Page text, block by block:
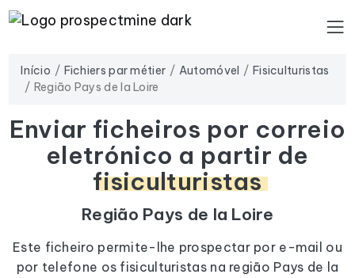
Início Fichiers par métier Automóvel
Fisiculturistas
Região Pays de la Loire
Enviar ficheiros por correio
eletrónico a partir de
fisiculturistas
Região Pays de la Loire
Este ficheiro permite-lhe prospectar por e-mail ou
por telefone os fisiculturistas na região Pays de la